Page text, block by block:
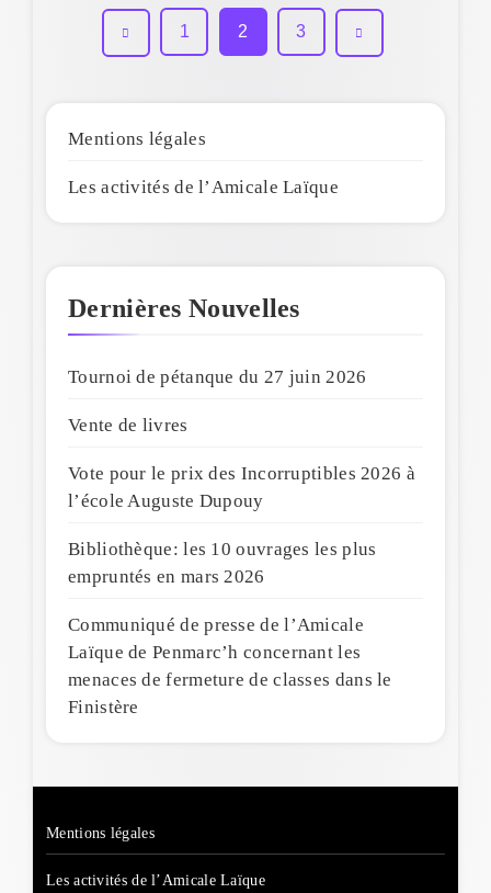
1 2 3
Mentions légales
Les activités de l’Amicale Laïque
Dernières Nouvelles
Tournoi de pétanque du 27 juin 2026
Vente de livres
Vote pour le prix des Incorruptibles 2026 à
l’école Auguste Dupouy
Bibliothèque: les 10 ouvrages les plus
empruntés en mars 2026
Communiqué de presse de l’Amicale
Laïque de Penmarc’h concernant les
menaces de fermeture de classes dans le
Finistère
Mentions légales
Les activités de l’Amicale Laïque